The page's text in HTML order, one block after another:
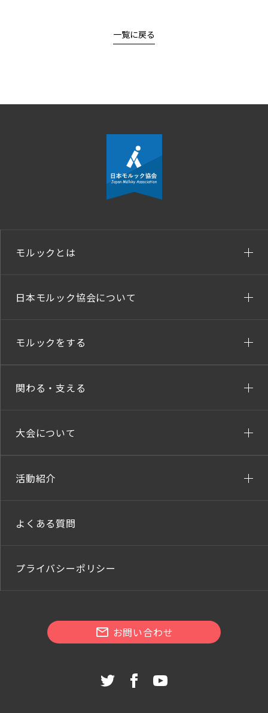
一覧に戻る
モルックとは
日本モルック協会について
モルックをする
関わる・支える
大会について
活動紹介
よくある質問
プライバシーポリシー
お問い合わせ